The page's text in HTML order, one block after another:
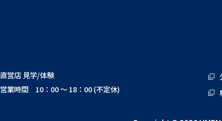
直営店 見学/体験
営業時間 10：00 ～ 18：00 (不定休)